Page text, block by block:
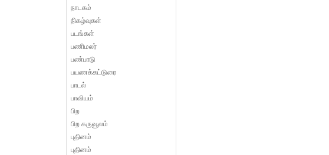
நாடகம்
நிகழ்வுகள்
படங்கள்
பணிமலர்
பண்பாடு
பயணக்கட்டுரை
பாடல்
பாவியம்
பிற
பிற கருவூலம்
புதினம்
புதினம்